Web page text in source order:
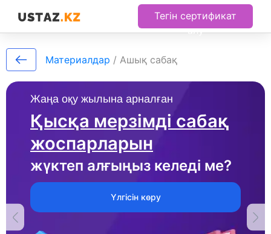
Тегін сертификат
алу
Жаңа оқу жылына арналған
Қысқа мерзімді сабақ
жоспарларын
жүктеп алғыңыз келеді ме?
Үлгісін көру
Материалдар / Ашық сабақ